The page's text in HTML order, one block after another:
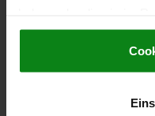
gesammelt haben.
AUSFÜHRUNG, GR.3,